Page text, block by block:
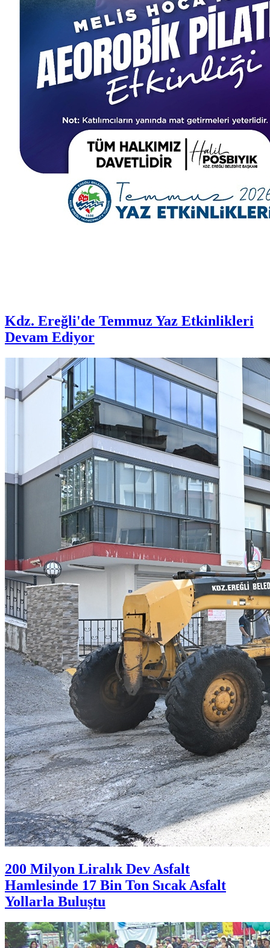
Kdz. Ereğli'de Temmuz Yaz Etkinlikleri
Devam Ediyor
200 Milyon Liralık Dev Asfalt
Hamlesinde 17 Bin Ton Sıcak Asfalt
Yollarla Buluştu